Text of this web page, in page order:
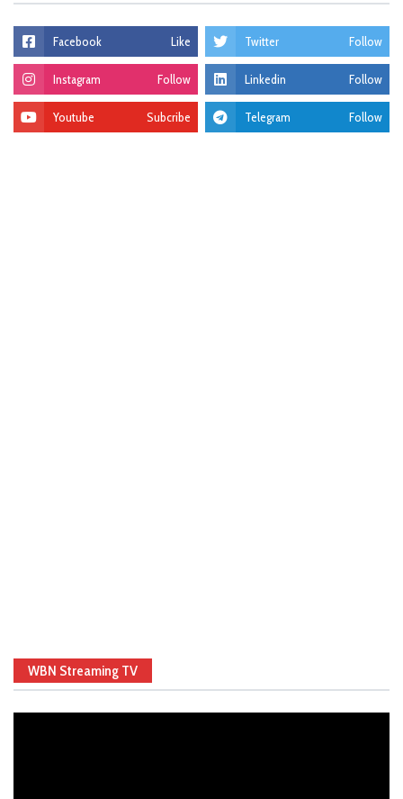
Facebook Like Twitter Follow
Instagram Follow Linkedin Follow
Youtube Subcribe Telegram Follow
WBN Streaming TV